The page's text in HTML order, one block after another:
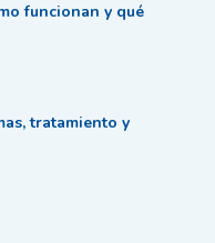
funcionan y qué
tratamiento y